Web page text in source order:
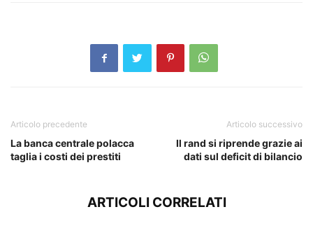
Articolo precedente
La banca centrale polacca
taglia i costi dei prestiti
Articolo successivo
Il rand si riprende grazie ai
dati sul deficit di bilancio
ARTICOLI CORRELATI